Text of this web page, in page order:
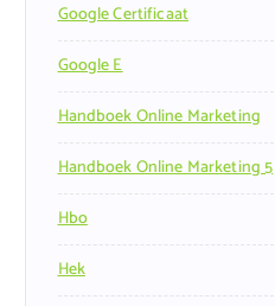
Google Certificaat
Google E
Handboek Online Marketing
Handboek Online Marketing 5
Hbo
Hek